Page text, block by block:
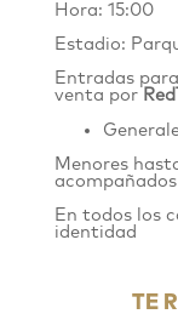
Hora: 15:00
Estadio:
Entradas
venta por
Menores
En todos los
identidad
TE